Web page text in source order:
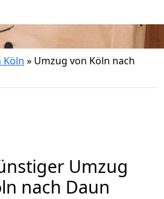
Köln » Umzug von Köln nach
Umzug
nach Daun